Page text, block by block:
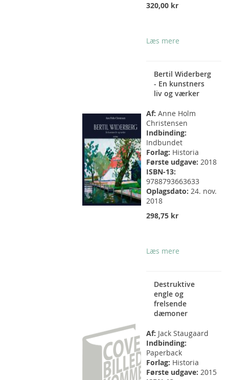
320,00 kr
Læs mere
Bertil Widerberg
- En kunstners
liv og værker
Af: Anne Holm
Christensen
Indbinding:
Indbundet
Forlag: Historia
Første udgave: 2018
ISBN-13:
9788793663633
Oplagsdato: 24. nov.
2018
298,75 kr
Læs mere
Destruktive
engle og
frelsende
dæmoner
Af: Jack Staugaard
Indbinding:
Paperback
Forlag: Historia
Første udgave: 2015